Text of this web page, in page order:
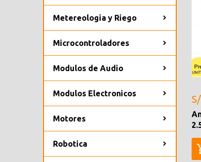
Metereologia y Riego
Microcontroladores
Modulos de Audio
Modulos Electronicos
Motores
Robotica